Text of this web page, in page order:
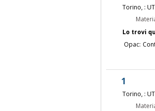
Torino, :
Lo trovi
Opac:
1
Torino, :